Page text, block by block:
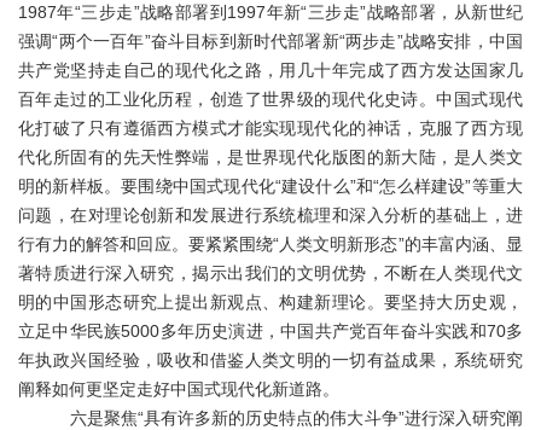
1987年“三步走”战略部署到1997年新“三步走”战略部署，从新世纪
强调“两个一百年”奋斗目标到新时代部署新“两步走”战略安排，中国
共产党坚持走自己的现代化之路，用几十年完成了西方发达国家几
百年走过的工业化历程，创造了世界级的现代化史诗。中国式现代
化打破了只有遵循西方模式才能实现现代化的神话，克服了西方现
代化所固有的先天性弊端，是世界现代化版图的新大陆，是人类文
明的新样板。要围绕中国式现代化“建设什么”和“怎么样建设”等重大
问题，在对理论创新和发展进行系统梳理和深入分析的基础上，进
行有力的解答和回应。要紧紧围绕“人类文明新形态”的丰富内涵、显
著特质进行深入研究，揭示出我们的文明优势，不断在人类现代文
明的中国形态研究上提出新观点、构建新理论。要坚持大历史观，
立足中华民族5000多年历史演进，中国共产党百年奋斗实践和70多
年执政兴国经验，吸收和借鉴人类文明的一切有益成果，系统研究
阐释如何更坚定走好中国式现代化新道路。
六是聚焦“具有许多新的历史特点的伟大斗争”进行深入研究阐